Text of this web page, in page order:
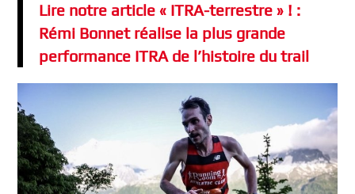
Lire notre article « ITRA-terrestre » ! :
Rémi Bonnet réalise la plus grande
performance ITRA de l’histoire du trail